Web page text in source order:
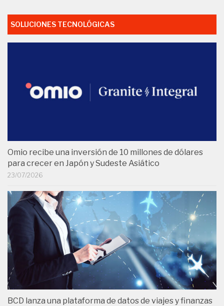
SOLUCIONES TECNOLÓGICAS
Omio recibe una inversión de 10 millones de dólares
para crecer en Japón y Sudeste Asiático
23/07/2026
BCD lanza una plataforma de datos de viajes y finanzas